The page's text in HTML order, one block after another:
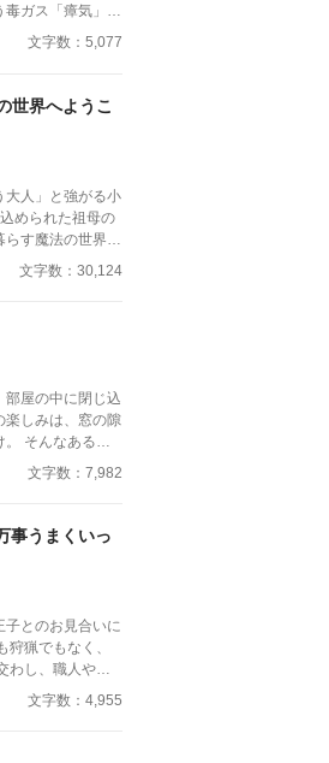
ガス「瘴気」を
な模造品を作っ
文字数：5,077
世界へようこ
大人」と強がる小
められた祖母の
らす魔法の世界に
のお医者さん」を
活版印刷など昔
。
文字数：30,124
部屋の中に閉じ込
楽しみは、窓の隙
日
子にさらわれてし
べきだった幸せ
ためにできるこ
本の羽を渡すこ
れは、彼女の命
ピーエンドです。
ります。 表紙
品(写真ID:24928
文字数：7,982
事うまくいっ
子とのお見合いに
猟でもなく、
わし、職人や技
れ、婚約はあっさ
ち込まなかっ
文字数：4,955